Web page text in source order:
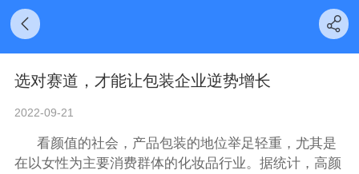
选对赛道，才能让包装企业逆势增长
2022-09-21
看颜值的社会，产品包装的地位举足轻重，尤其是
在以女性为主要消费群体的化妆品行业。据统计，高颜